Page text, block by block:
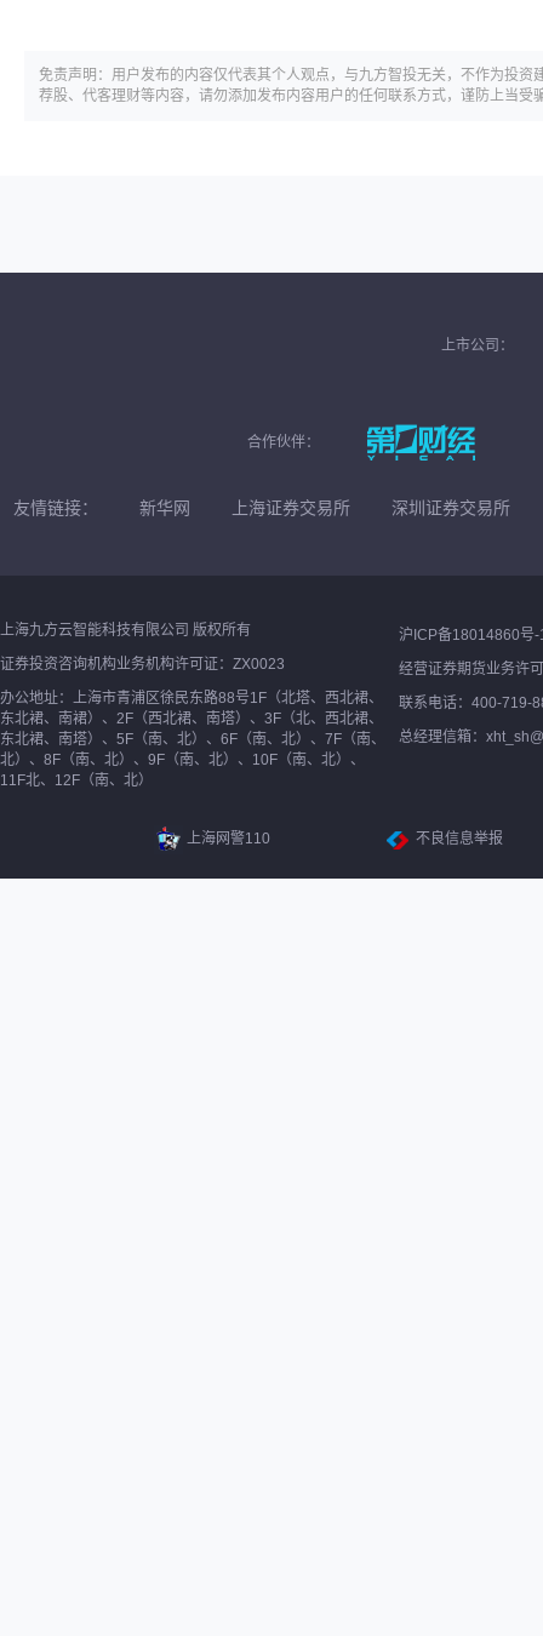
免责声明：用户发布的内容仅代表其个人观点，与九方智投无关，不作为投
荐股、代客理财等内容，请勿添加发布内容用户的任何联系方式，谨防上当受
上市公司：
合作伙伴：
友情链接： 新华网 上海证券交易所 深圳证券交易所
上海九方云智能科技有限公司 版权所有
证券投资咨询机构业务机构许可证：ZX0023
办公地址：上海市青浦区徐民东路88号1F（北塔、西北裙、
东北裙、南裙）、2F（西北裙、南塔）、3F（北、西北裙、
东北裙、南塔）、5F（南、北）、6F（南、北）、7F（南、
北）、8F（南、北）、9F（南、北）、10F（南、北）、
11F北、12F（南、北）
沪ICP备18014860号-
经营证券期货业务许
联系电话：400-719-
总经理信箱：
上海网警110 不良信息举报